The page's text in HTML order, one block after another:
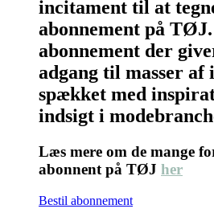
incitament til at
abonnement på
abonnement der
adgang til masser af
spækket med
indsigt i
Læs mere om de mange
abonnent på TØJ her
Bestil abonnement